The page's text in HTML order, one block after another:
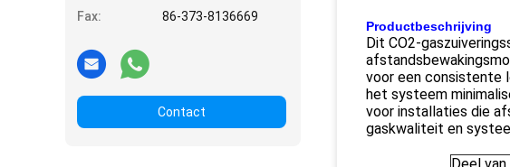
Fax:
86-373-8136669
Contact
Productbeschrijving
Dit CO2-
voor een consistente
het systeem
voor installaties die
gaskwaliteit en